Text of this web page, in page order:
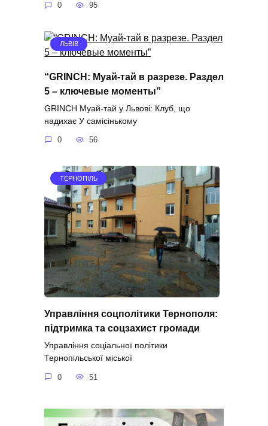
0 95
ЛЬВІВ
“GRINCH: Муай-тай в разрезе. Раздел
5 – ключевые моменты”
GRINCH Муай-тай у Львові: Клуб, що
надихає У самісінькому
0 56
ТЕРНОПІЛЬ
Управління соцполітики Тернополя:
підтримка та соцзахист громади
Управління соціальної політики
Тернопільської міської
0 51